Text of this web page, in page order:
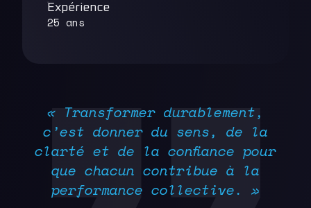
Expérience
25 ans
« Transformer durablement,
c’est donner du sens, de la
clarté et de la confiance pour
que chacun contribue à la
performance collective. »